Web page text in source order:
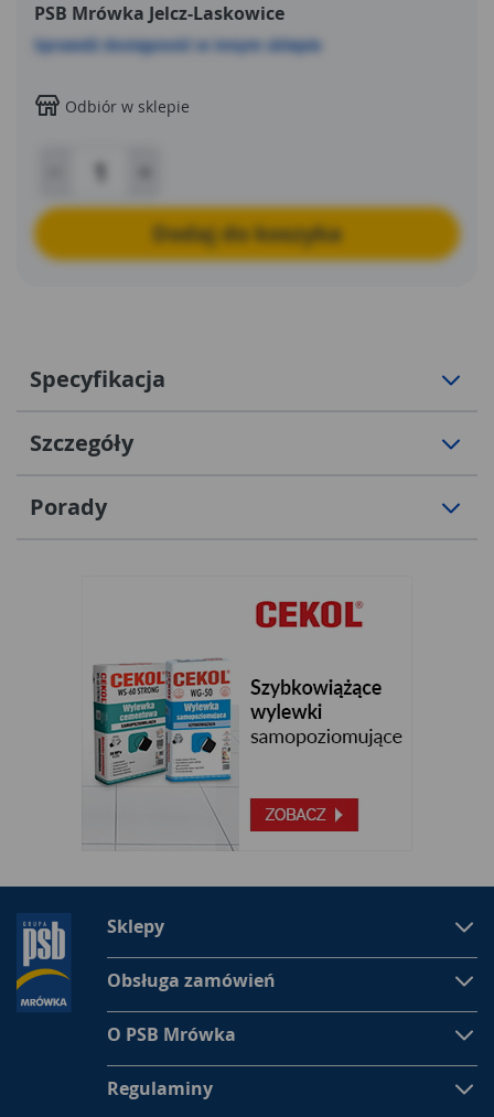
PSB Mrówka Jelcz-Laskowice
Sprawdź dostępność w innym sklepie
Odbiór w sklepie
Dodaj do koszyka
Specyfikacja
Szczegóły
Porady
Sklepy
Obsługa zamówień
O PSB Mrówka
Regulaminy